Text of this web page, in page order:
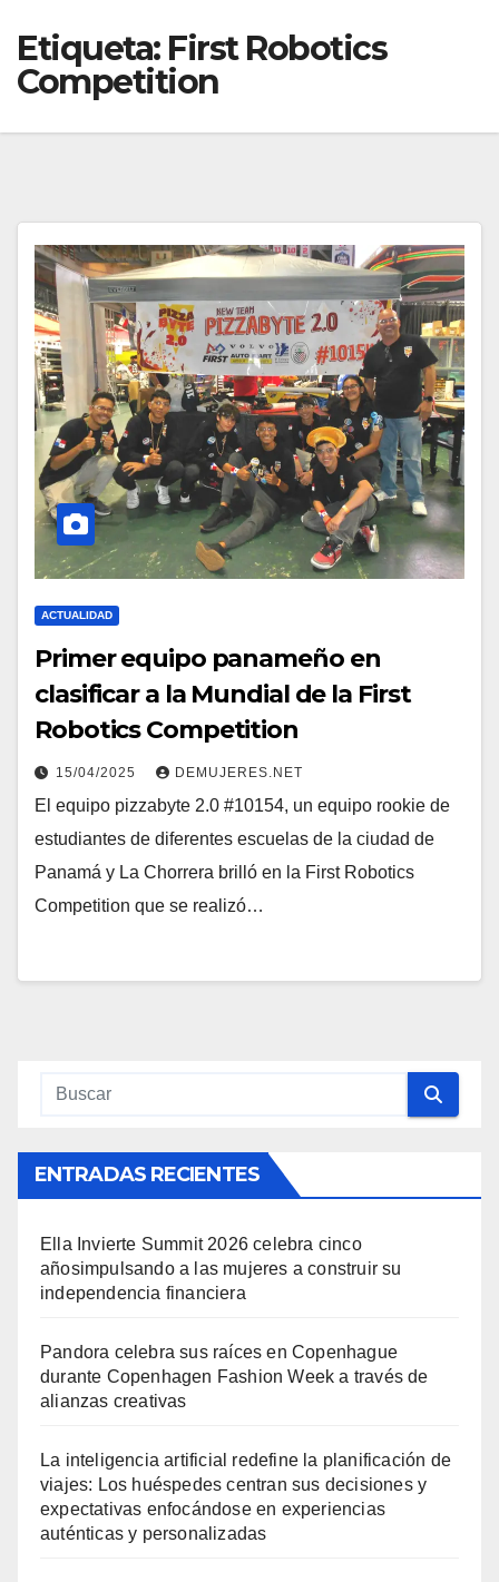
Etiqueta: First Robotics
Competition
ACTUALIDAD
Primer equipo panameño en
clasificar a la Mundial de la First
Robotics Competition
15/04/2025 DEMUJERES.NET
El equipo pizzabyte 2.0 #10154, un equipo rookie de
estudiantes de diferentes escuelas de la ciudad de
Panamá y La Chorrera brilló en la First Robotics
Competition que se realizó…
ENTRADAS RECIENTES
Ella Invierte Summit 2026 celebra cinco
añosimpulsando a las mujeres a construir su
independencia financiera
Pandora celebra sus raíces en Copenhague
durante Copenhagen Fashion Week a través de
alianzas creativas
La inteligencia artificial redefine la planificación de
viajes: Los huéspedes centran sus decisiones y
expectativas enfocándose en experiencias
auténticas y personalizadas